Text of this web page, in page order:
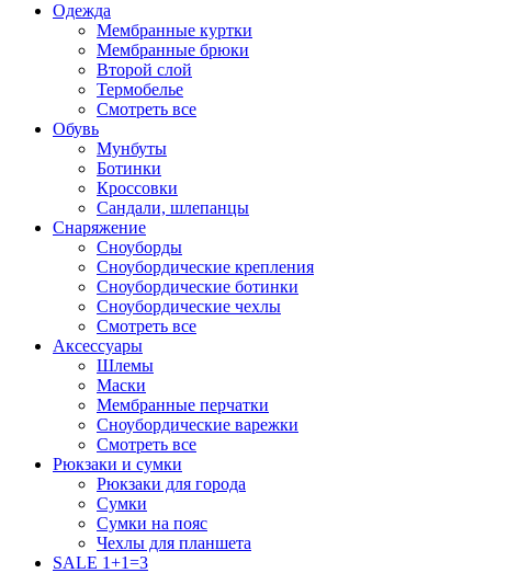
Одежда
Мембранные куртки
Мембранные брюки
Второй слой
Термобелье
Смотреть все
Обувь
Мунбуты
Ботинки
Кроссовки
Сандали, шлепанцы
Снаряжение
Сноуборды
Сноубордические крепления
Сноубордические ботинки
Сноубордические чехлы
Смотреть все
Аксессуары
Шлемы
Маски
Мембранные перчатки
Сноубордические варежки
Смотреть все
Рюкзаки и сумки
Рюкзаки для города
Сумки
Сумки на пояс
Чехлы для планшета
SALE 1+1=3